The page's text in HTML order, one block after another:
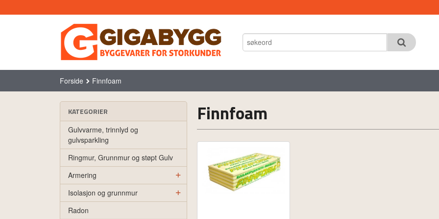
til
Forside Finnfoam
Finnfoam
KATEGORIER
Gulvvarme, trinnlyd og
gulvsparkling
Ringmur, Grunnmur og støpt Gulv
Armering
Isolasjon og grunnmur
Radon